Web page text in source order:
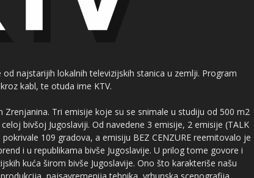
najstarijih lokalnih televizijskih stanica u zemlji. Program
kabl, te otuda ime KTV.
Tri emisije koje su se snimale u studiju od 500 m2
bivšoj Jugoslaviji. Od navedene 3 emisije, 2 emisije (TALK
109 gradova, a emisiju BEZ CENZURE reemitovalo je
i u republikama bivše Jugoslavije. U prilog tome govore i
kuća širom bivše Jugoslavije. Ono što karakteriše našu